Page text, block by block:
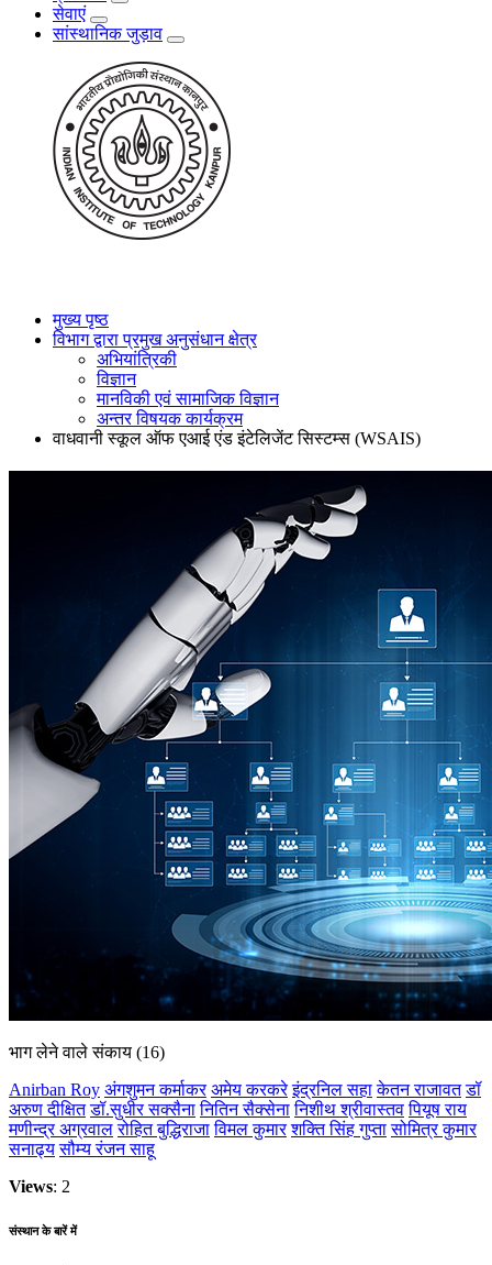
सेवाएं
सांस्थानिक जुड़ाव
मुख्य पृष्ठ
विभाग द्वारा प्रमुख अनुसंधान क्षेत्र
अभियांत्रिकी
विज्ञान
मानविकी एवं सामाजिक विज्ञान
अन्तर विषयक कार्यक्रम
वाधवानी स्कूल ऑफ एआई एंड इंटेलिजेंट सिस्टम्स (WSAIS)
भाग लेने वाले संकाय (16)
Anirban Roy अंगशुमन कर्माकर अमेय करकरे इंद्रनिल सहा केतन राजावत डॉ
अरुण दीक्षित डॉ.सुधीर सक्सैना नितिन सैक्सेना निशीथ श्रीवास्तव पियूष राय
मणीन्द्र अग्रवाल रोहित बुद्धिराजा विमल कुमार शक्ति सिंह गुप्ता सोमित्र कुमार
सनाढ्य सौम्य रंजन साहू
Views: 2
संस्थान के बारें में